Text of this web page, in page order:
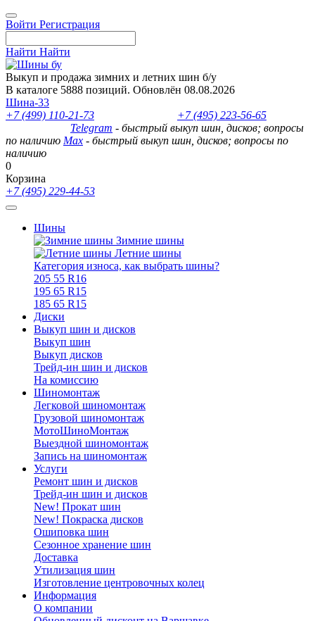
Войти Регистрация
Найти Найти
Выкуп и продажа зимних и летних шин б/у
В каталоге 5888 позиций. Обновлён 08.08.2026
Шина-33
+7 (499) 110-21-73
+7 (495) 223-56-65
Telegram - быстрый выкуп шин, дисков; вопросы
по наличию Max - быстрый выкуп шин, дисков; вопросы по
наличию
0
Корзина
+7 (495) 229-44-53
Шины
Зимние шины
Летние шины
Категория износа, как выбрать шины?
205 55 R16
195 65 R15
185 65 R15
Диски
Выкуп шин и дисков
Выкуп шин
Выкуп дисков
Трейд-ин шин и дисков
На комиссию
Шиномонтаж
Легковой шиномонтаж
Грузовой шиномонтаж
МотоШиноМонтаж
Выездной шиномонтаж
Запись на шиномонтаж
Услуги
Ремонт шин и дисков
Трейд-ин шин и дисков
New! Прокат шин
New! Покраска дисков
Ошиповка шин
Сезонное хранение шин
Доставка
Утилизация шин
Изготовление центровочных колец
Информация
О компании